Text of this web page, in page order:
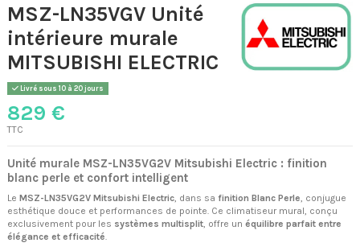
MSZ-LN35VGV Unité
intérieure murale
MITSUBISHI ELECTRIC
Livré sous 10 à 20 jours
829 €
TTC
Unité murale MSZ-LN35VG2V Mitsubishi Electric : finition
blanc perle et confort intelligent
Le MSZ-LN35VG2V Mitsubishi Electric, dans sa finition Blanc Perle, conjugue
esthétique douce et performances de pointe. Ce climatiseur mural, conçu
exclusivement pour les systèmes multisplit, offre un équilibre parfait entre
élégance et efficacité.